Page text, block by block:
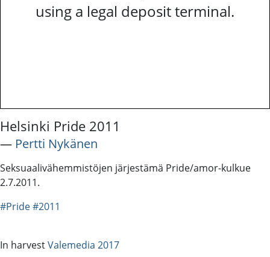
using a legal deposit terminal.
Helsinki Pride 2011
― Pertti Nykänen
Seksuaalivähemmistöjen järjestämä Pride/amor-kulkue
2.7.2011.
#Pride#2011
In harvestValemedia 2017